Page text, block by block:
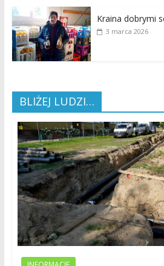
Kraina dobrymi
3 marca 2026
BLIŻEJ LUDZI…